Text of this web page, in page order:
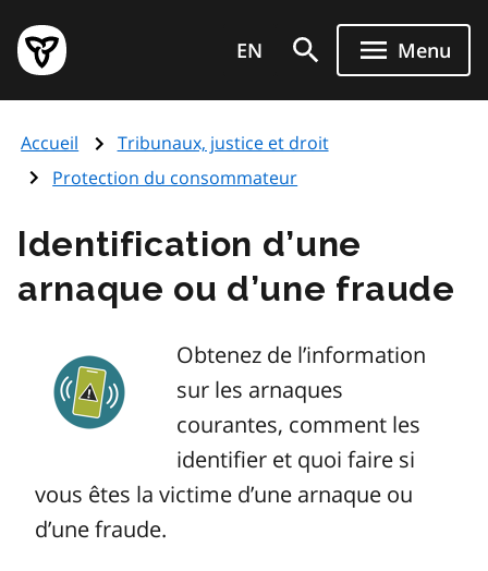
au
contenu
principal
Page
d'accueil
de
l'Ontario
EN Menu
Accueil
Tribunaux, justice et droit
Protection du consommateur
Identification d’une
arnaque ou d’une fraude
Obtenez de l’information
sur les arnaques
courantes, comment les
identifier et quoi faire si
vous êtes la victime d’une arnaque ou
d’une fraude.